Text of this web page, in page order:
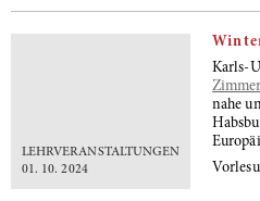
LEHRVERANSTALTUNGEN
01. 10. 2024
Karls-
nahe